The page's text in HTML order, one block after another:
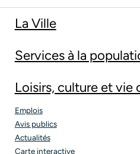
La Ville
Services à la
Loisirs, culture et vie
Emplois
Avis publics
Actualités
Carte interactive